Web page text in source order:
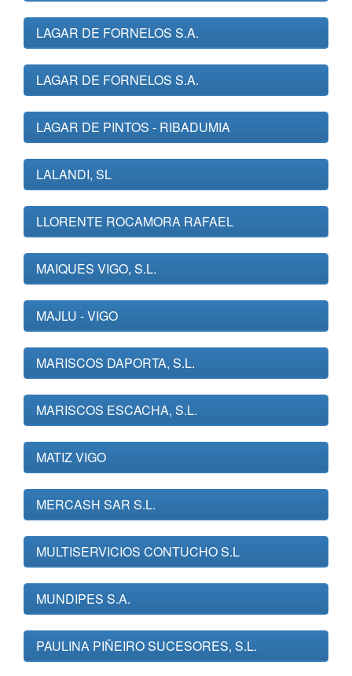
LAGAR DE FORNELOS S.A.
LAGAR DE FORNELOS S.A.
LAGAR DE PINTOS - RIBADUMIA
LALANDI, SL
LLORENTE ROCAMORA RAFAEL
MAIQUES VIGO, S.L.
MAJLU - VIGO
MARISCOS DAPORTA, S.L.
MARISCOS ESCACHA, S.L.
MATIZ VIGO
MERCASH SAR S.L.
MULTISERVICIOS CONTUCHO S.L
MUNDIPES S.A.
PAULINA PIÑEIRO SUCESORES, S.L.